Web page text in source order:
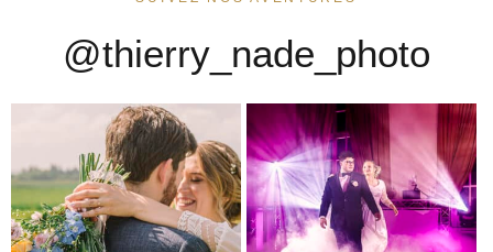
@thierry_nade_photo